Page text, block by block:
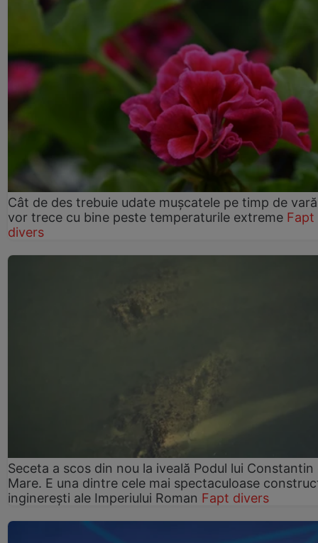
Cât de des trebuie udate mușcatele pe timp de
vor trece cu bine peste temperaturile extreme Fapt
divers
Seceta a scos din nou la iveală Podul lui Constantin
Mare. E una dintre cele mai spectaculoase
inginerești ale Imperiului Roman Fapt divers